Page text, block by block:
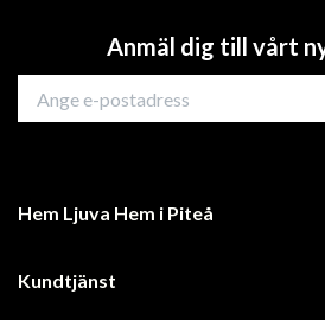
Anmäl dig till vårt
Hem Ljuva Hem i Piteå
Kundtjänst